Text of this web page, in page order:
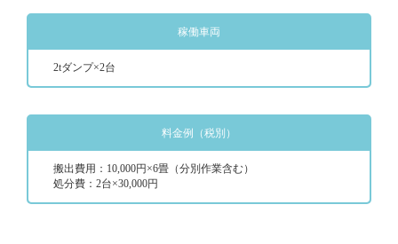
稼働車両
2tダンプ×2台
料金例（税別）
搬出費用：10,000円×6畳（分別作業含む）
処分費：2台×30,000円